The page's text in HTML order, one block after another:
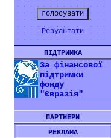
Результати
ПІДТРИМКА
За фінансової
підтримки
фонду
"Євразія"
ПАРТНЕРИ
РЕКЛАМА